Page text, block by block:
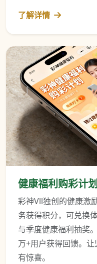
了解详情
健康福利购彩计划
彩神Vll独创的健康
务获得积分，可兑换
与季度健康福利抽奖
万+用户获得回馈。让
有惊喜。